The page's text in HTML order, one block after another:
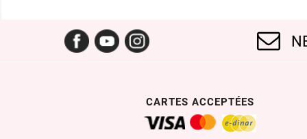
FacebookYouTube
CARTES ACCEPTÉES